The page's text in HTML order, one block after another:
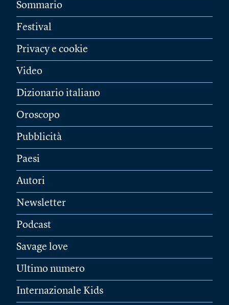
Sommario
Festival
Privacy e cookie
Video
Dizionario italiano
Oroscopo
Pubblicità
Paesi
Autori
Newsletter
Podcast
Savage love
Ultimo numero
Internazionale Kids